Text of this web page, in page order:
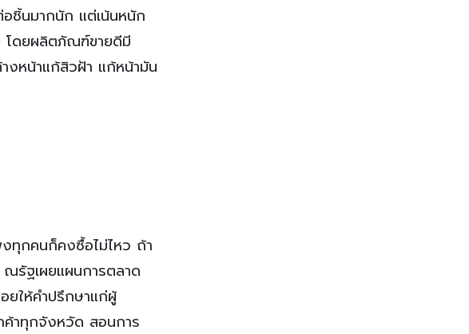
อชิ้นมากนัก แต่เน้นหนัก
โดยผลิตภัณฑ์ขายดีมี
งหน้าแก้สิวฝ้า แก้หน้ามัน
งทุกคนก็คงซื้อไม่ไหว ถ้า
ณรัฐเผยแผนการตลาด
ยให้คำปรึกษาแก่ผู้
ค้าทุกจังหวัด สอนการ